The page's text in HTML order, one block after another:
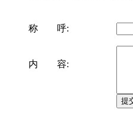
称 呼:
内 容: